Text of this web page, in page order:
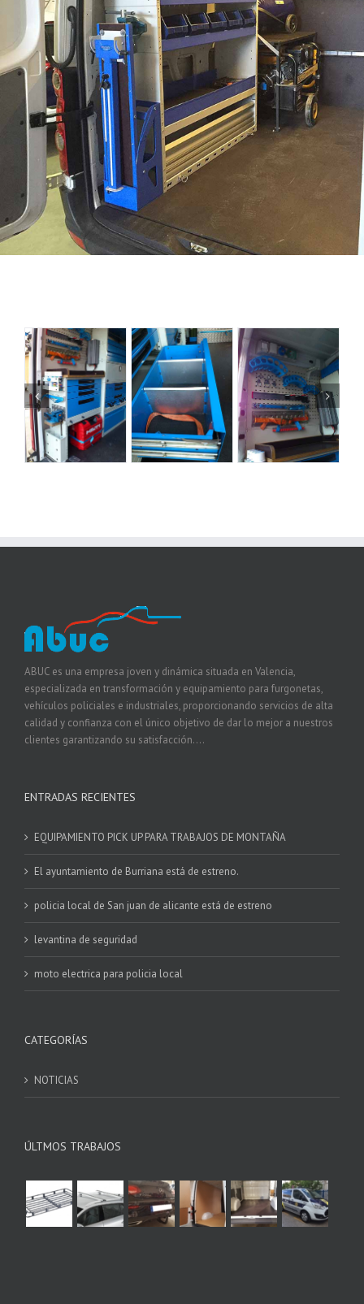
ABUC es una empresa joven y dinámica situada en Valencia,
especializada en transformación y equipamiento para furgonetas,
vehículos policiales e industriales, proporcionando servicios de alta
calidad y confianza con el único objetivo de dar lo mejor a nuestros
clientes garantizando su satisfacción....
ENTRADAS RECIENTES
EQUIPAMIENTO PICK UP PARA TRABAJOS DE MONTAÑA
El ayuntamiento de Burriana está de estreno.
policia local de San juan de alicante está de estreno
levantina de seguridad
moto electrica para policia local
CATEGORÍAS
NOTICIAS
ÚLTMOS TRABAJOS